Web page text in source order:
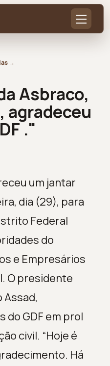
→
Asbraco,
agradeceu
."
um jantar
dia (29), para
Federal
do
e Empresários
O presidente
Assad,
do GDF em prol
civil. “Hoje é
Há